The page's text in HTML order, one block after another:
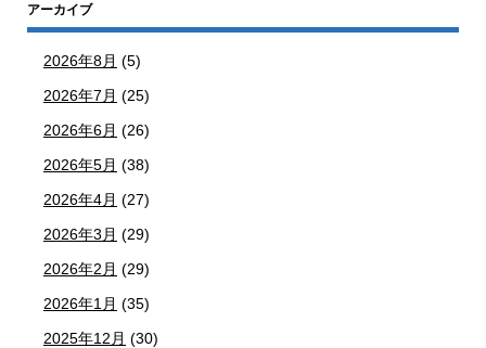
アーカイブ
2026年8月 (5)
2026年7月 (25)
2026年6月 (26)
2026年5月 (38)
2026年4月 (27)
2026年3月 (29)
2026年2月 (29)
2026年1月 (35)
2025年12月 (30)